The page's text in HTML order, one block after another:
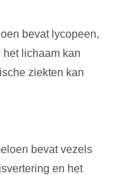
bevat lycopeen,
lichaam kan
ziekten kan
bevat vezels
en het